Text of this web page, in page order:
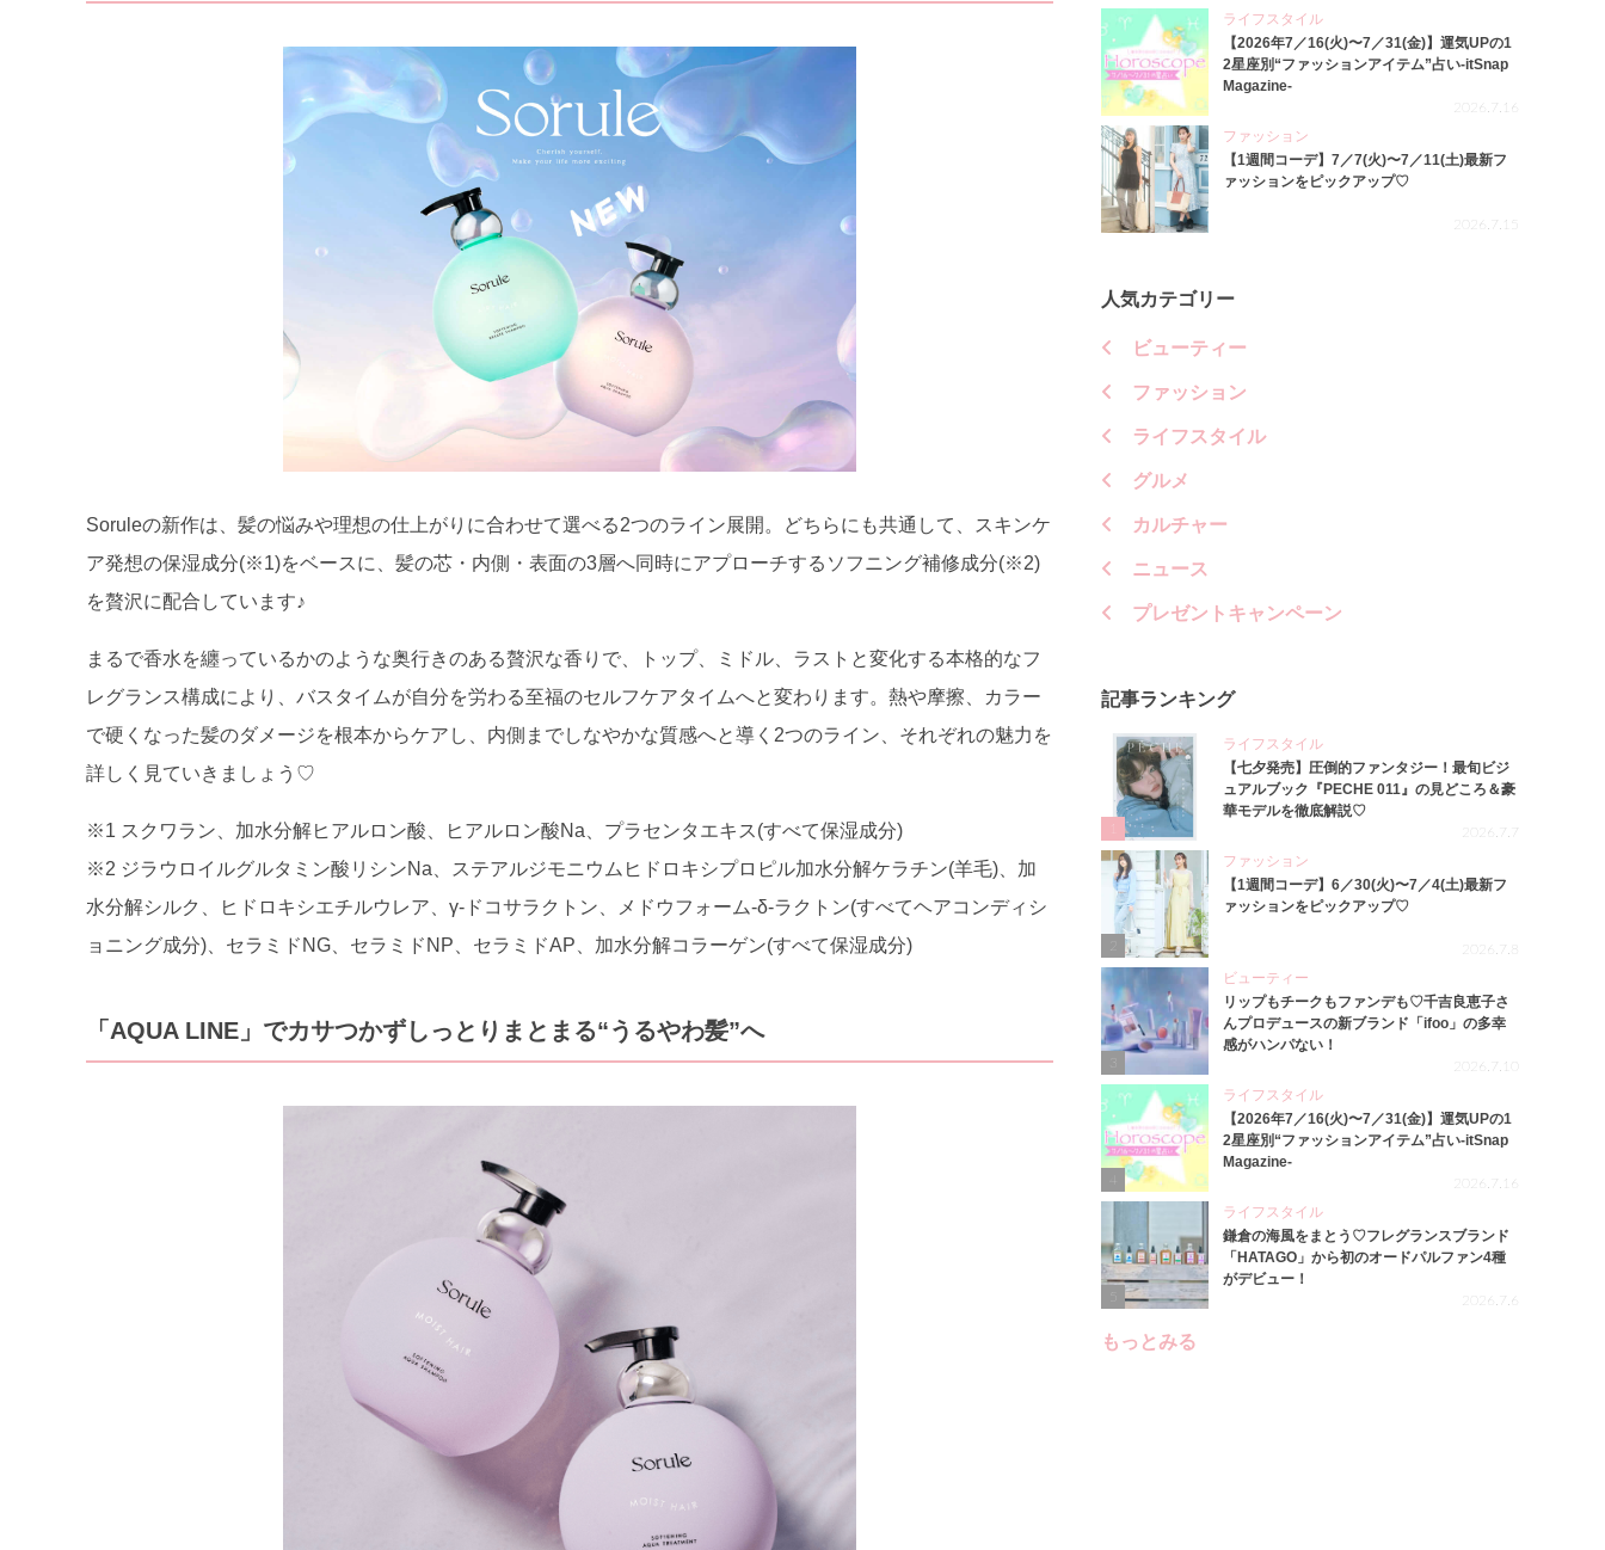
Soruleの新作は、髪の悩みや理想の仕上がりに合わせて選べる2つのライン展開。どちらにも共通して、スキンケ
ア発想の保湿成分(※1)をベースに、髪の芯・内側・表面の3層へ同時にアプローチするソフニング補修成分(※2)
を贅沢に配合しています♪
まるで香水を纏っているかのような奥行きのある贅沢な香りで、トップ、ミドル、ラストと変化する本格的なフ
レグランス構成により、バスタイムが自分を労わる至福のセルフケアタイムへと変わります。熱や摩擦、カラー
で硬くなった髪のダメージを根本からケアし、内側までしなやかな質感へと導く2つのライン、それぞれの魅力を
詳しく見ていきましょう♡
※1 スクワラン、加水分解ヒアルロン酸、ヒアルロン酸Na、プラセンタエキス(すべて保湿成分)
※2 ジラウロイルグルタミン酸リシンNa、ステアルジモニウムヒドロキシプロピル加水分解ケラチン(羊毛)、加
水分解シルク、ヒドロキシエチルウレア、γ-ドコサラクトン、メドウフォーム-δ-ラクトン(すべてヘアコンディシ
ョニング成分)、セラミドNG、セラミドNP、セラミドAP、加水分解コラーゲン(すべて保湿成分)
「AQUA LINE」でカサつかずしっとりまとまる“うるやわ髪”へ
ライフスタイル
【2026年7／16(火)〜7／31(金)】運気UPの1
2星座別“ファッションアイテム”占い-itSnap
Magazine-
2026.7.16
ファッション
【1週間コーデ】7／7(火)〜7／11(土)最新フ
ァッションをピックアップ♡
2026.7.15
人気カテゴリー
ビューティー
ファッション
ライフスタイル
グルメ
カルチャー
ニュース
プレゼントキャンペーン
記事ランキング
ライフスタイル
【七夕発売】圧倒的ファンタジー！最旬ビジ
ュアルブック『PECHE 011』の見どころ＆豪
華モデルを徹底解説♡
2026.7.7
ファッション
【1週間コーデ】6／30(火)〜7／4(土)最新フ
ァッションをピックアップ♡
2026.7.8
3
ビューティー
リップもチークもファンデも♡千吉良恵子さ
んプロデュースの新ブランド「ifoo」の多幸
感がハンパない！
2026.7.10
4
ライフスタイル
【2026年7／16(火)〜7／31(金)】運気UPの1
2星座別“ファッションアイテム”占い-itSnap
Magazine-
2026.7.16
ライフスタイル
鎌倉の海風をまとう♡フレグランスブランド
「HATAGO」から初のオードパルファン4種
がデビュー！
2026.7.6
もっとみる